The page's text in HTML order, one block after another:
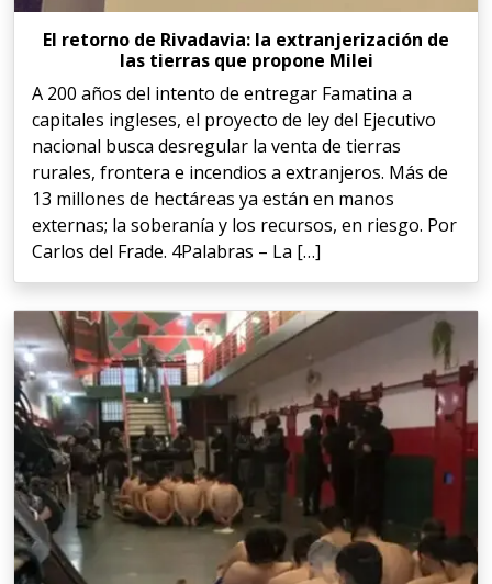
El retorno de Rivadavia: la extranjerización de
las tierras que propone Milei
A 200 años del intento de entregar Famatina a
capitales ingleses, el proyecto de ley del Ejecutivo
nacional busca desregular la venta de tierras
rurales, frontera e incendios a extranjeros. Más de
13 millones de hectáreas ya están en manos
externas; la soberanía y los recursos, en riesgo. Por
Carlos del Frade. 4Palabras – La […]